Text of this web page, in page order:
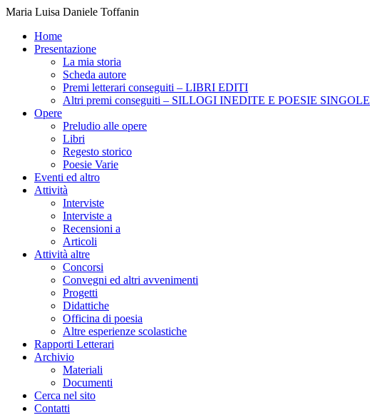
Maria Luisa Daniele Toffanin
Home
Presentazione
La mia storia
Scheda autore
Premi letterari conseguiti – LIBRI EDITI
Altri premi conseguiti – SILLOGI INEDITE E POESIE SINGOLE
Opere
Preludio alle opere
Libri
Regesto storico
Poesie Varie
Eventi ed altro
Attività
Interviste
Interviste a
Recensioni a
Articoli
Attività altre
Concorsi
Convegni ed altri avvenimenti
Progetti
Didattiche
Officina di poesia
Altre esperienze scolastiche
Rapporti Letterari
Archivio
Materiali
Documenti
Cerca nel sito
Contatti